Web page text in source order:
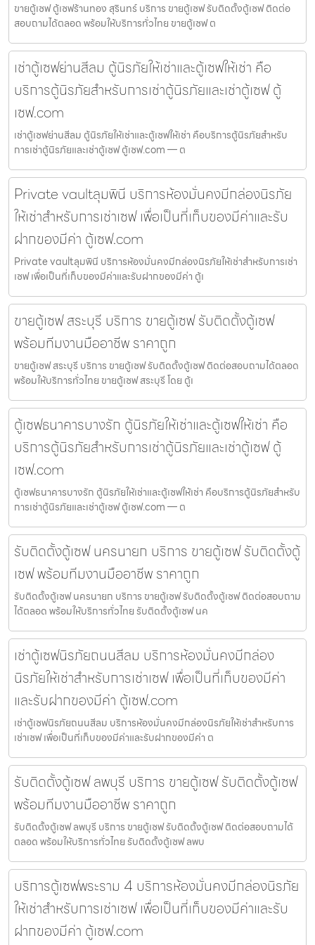
ขายตู้เซฟ ตู้เซฟร้านทอง สุรินทร์ บริการ ขายตู้เซฟ รับติดตั้งตู้เซฟ ติดต่อ
สอบถามได้ตลอด พร้อมให้บริการทั่วไทย ขายตู้เซฟ ต
เช่าตู้เซฟย่านสีลม ตู้นิรภัยให้เช่าและตู้เซฟให้เช่า คือ
บริการตู้นิรภัยสำหรับการเช่าตู้นิรภัยและเช่าตู้เซฟ ตู้
เซฟ.com
เช่าตู้เซฟย่านสีลม ตู้นิรภัยให้เช่าและตู้เซฟให้เช่า คือบริการตู้นิรภัยสำหรับ
การเช่าตู้นิรภัยและเช่าตู้เซฟ ตู้เซฟ.com — ต
Private vaultลุมพินี บริการห้องมั่นคงมีกล่องนิรภัย
ให้เช่าสำหรับการเช่าเซฟ เพื่อเป็นที่เก็บของมีค่าและรับ
ฝากของมีค่า ตู้เซฟ.com
Private vaultลุมพินี บริการห้องมั่นคงมีกล่องนิรภัยให้เช่าสำหรับการเช่า
เซฟ เพื่อเป็นที่เก็บของมีค่าและรับฝากของมีค่า ตู้เ
ขายตู้เซฟ สระบุรี บริการ ขายตู้เซฟ รับติดตั้งตู้เซฟ
พร้อมทีมงานมืออาชีพ ราคาถูก
ขายตู้เซฟ สระบุรี บริการ ขายตู้เซฟ รับติดตั้งตู้เซฟ ติดต่อสอบถามได้ตลอด
พร้อมให้บริการทั่วไทย ขายตู้เซฟ สระบุรี โดย ตู้เ
ตู้เซฟธนาคารบางรัก ตู้นิรภัยให้เช่าและตู้เซฟให้เช่า คือ
บริการตู้นิรภัยสำหรับการเช่าตู้นิรภัยและเช่าตู้เซฟ ตู้
เซฟ.com
ตู้เซฟธนาคารบางรัก ตู้นิรภัยให้เช่าและตู้เซฟให้เช่า คือบริการตู้นิรภัยสำหรับ
การเช่าตู้นิรภัยและเช่าตู้เซฟ ตู้เซฟ.com — ต
รับติดตั้งตู้เซฟ นครนายก บริการ ขายตู้เซฟ รับติดตั้งตู้
เซฟ พร้อมทีมงานมืออาชีพ ราคาถูก
รับติดตั้งตู้เซฟ นครนายก บริการ ขายตู้เซฟ รับติดตั้งตู้เซฟ ติดต่อสอบถาม
ได้ตลอด พร้อมให้บริการทั่วไทย รับติดตั้งตู้เซฟ นค
เช่าตู้เซฟนิรภัยถนนสีลม บริการห้องมั่นคงมีกล่อง
นิรภัยให้เช่าสำหรับการเช่าเซฟ เพื่อเป็นที่เก็บของมีค่า
และรับฝากของมีค่า ตู้เซฟ.com
เช่าตู้เซฟนิรภัยถนนสีลม บริการห้องมั่นคงมีกล่องนิรภัยให้เช่าสำหรับการ
เช่าเซฟ เพื่อเป็นที่เก็บของมีค่าและรับฝากของมีค่า ต
รับติดตั้งตู้เซฟ ลพบุรี บริการ ขายตู้เซฟ รับติดตั้งตู้เซฟ
พร้อมทีมงานมืออาชีพ ราคาถูก
รับติดตั้งตู้เซฟ ลพบุรี บริการ ขายตู้เซฟ รับติดตั้งตู้เซฟ ติดต่อสอบถามได้
ตลอด พร้อมให้บริการทั่วไทย รับติดตั้งตู้เซฟ ลพบ
บริการตู้เซฟพระราม 4 บริการห้องมั่นคงมีกล่องนิรภัย
ให้เช่าสำหรับการเช่าเซฟ เพื่อเป็นที่เก็บของมีค่าและรับ
ฝากของมีค่า ตู้เซฟ.com